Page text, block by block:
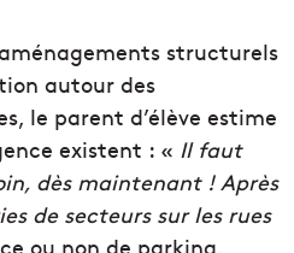
structurels
autour des
le parent d’élève estime
existent : « Il faut
dès maintenant ! Après
de secteurs sur les rues
ou non de parking,